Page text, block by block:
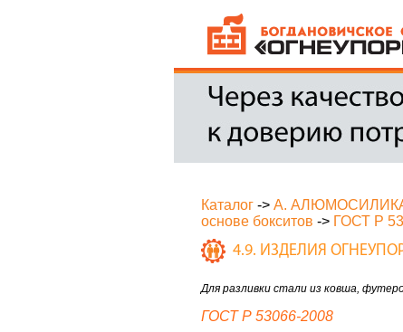
Каталог -> А.
основе бокситов -> ГОСТ Р
4.9. ИЗДЕЛИЯ
Для разливки стали из ковша,
ГОСТ Р 53066-2008